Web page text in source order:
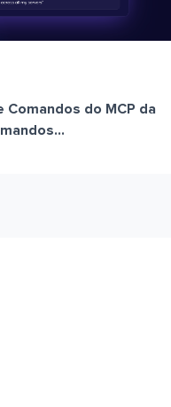
Comandos do MCP da